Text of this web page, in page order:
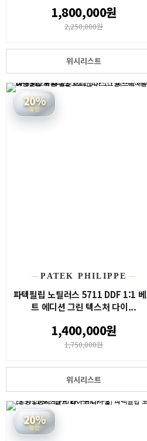
1,800,000원
2,250,000원
위시리스트
20%
할인
PATEK PHILIPPE
파텍필립 노틸러스 5711 DDF 1:1
트 에디션 그린 텍스처 다이...
1,400,000원
1,750,000원
위시리스트
20%
할인